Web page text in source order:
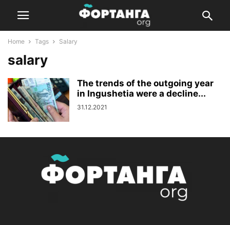
Home Tags Salary
salary
The trends of the outgoing year
in Ingushetia were a decline...
31.12.2021